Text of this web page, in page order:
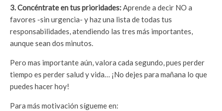
3. Concéntrate en tus prioridades:Aprende a decir NO a
favores -sin urgencia- y haz una lista de todas tus
responsabilidades, atendiendo las tres más importantes,
aunque sean dos minutos.
Pero mas importante aún, valora cada segundo, pues perder
tiempo es perder salud y vida… ¡No dejes para mañana lo que
puedes hacer hoy!
Para más motivación sígueme en: